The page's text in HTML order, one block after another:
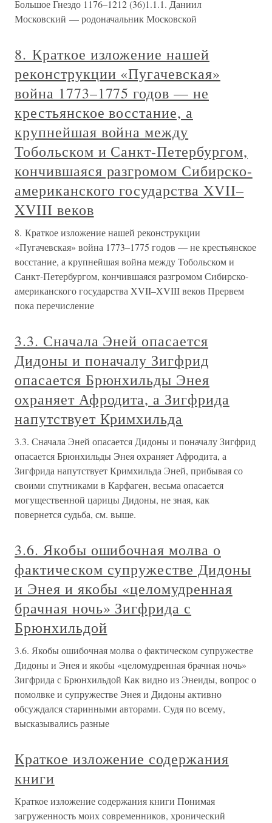
Большое Гнездо 1176–1212 (36)1.1.1. Даниил
Московский — родоначальник Московской
8. Краткое изложение нашей
реконструкции «Пугачевская»
война 1773–1775 годов — не
крестьянское восстание, а
крупнейшая война между
Тобольском и Санкт-Петербургом,
кончившаяся разгромом Сибирско-
американского государства XVII–
XVIII веков
8. Краткое изложение нашей реконструкции
«Пугачевская» война 1773–1775 годов — не крестьянское
восстание, а крупнейшая война между Тобольском и
Санкт-Петербургом, кончившаяся разгромом Сибирско-
американского государства XVII–XVIII веков Прервем
пока перечисление
3.3. Сначала Эней опасается
Дидоны и поначалу Зигфрид
опасается Брюнхильды Энея
охраняет Афродита, а Зигфрида
напутствует Кримхильда
3.3. Сначала Эней опасается Дидоны и поначалу Зигфрид
опасается Брюнхильды Энея охраняет Афродита, а
Зигфрида напутствует Кримхильда Эней, прибывая со
своими спутниками в Карфаген, весьма опасается
могущественной царицы Дидоны, не зная, как
повернется судьба, см. выше.
3.6. Якобы ошибочная молва о
фактическом супружестве Дидоны
и Энея и якобы «целомудренная
брачная ночь» Зигфрида с
Брюнхильдой
3.6. Якобы ошибочная молва о фактическом супружестве
Дидоны и Энея и якобы «целомудренная брачная ночь»
Зигфрида с Брюнхильдой Как видно из Энеиды, вопрос о
помолвке и супружестве Энея и Дидоны активно
обсуждался старинными авторами. Судя по всему,
высказывались разные
Краткое изложение содержания
книги
Краткое изложение содержания книги Понимая
загруженность моих современников, хронический